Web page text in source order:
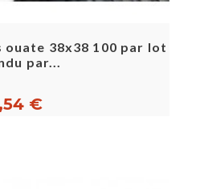
38x38 100 par lot
par...
€